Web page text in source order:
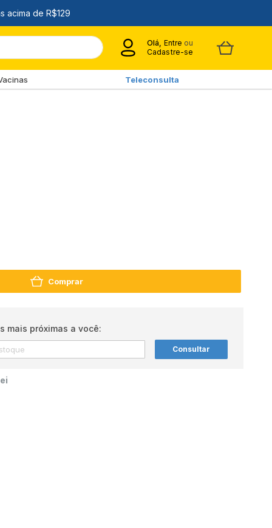
Olá, Entre ou
Cadastre-se
Teleconsulta
Comprar
mais próximas a você:
Consultar